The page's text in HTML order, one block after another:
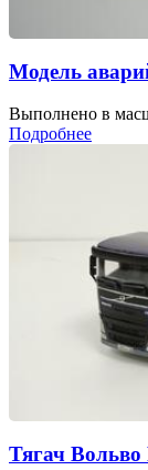
Модель
Выполнено в
Подробнее
Тягач